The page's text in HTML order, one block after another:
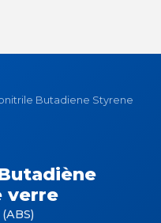
Butadiene Styrene
verre